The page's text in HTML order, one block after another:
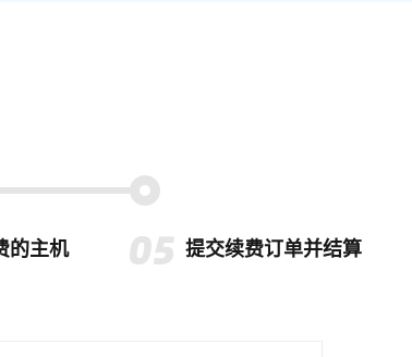
的主机 提交续费订单并结算